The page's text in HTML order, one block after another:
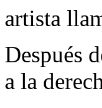
artista
Después
a la